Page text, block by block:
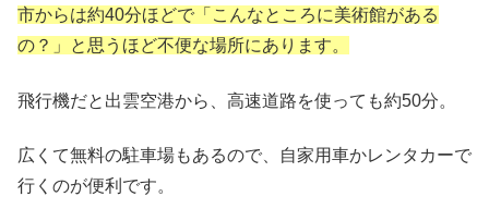
市からは約40分ほどで「こんなところに美術館がある
の？」と思うほど不便な場所にあります。
飛行機だと出雲空港から、高速道路を使っても約50分。
広くて無料の駐車場もあるので、自家用車かレンタカーで
行くのが便利です。